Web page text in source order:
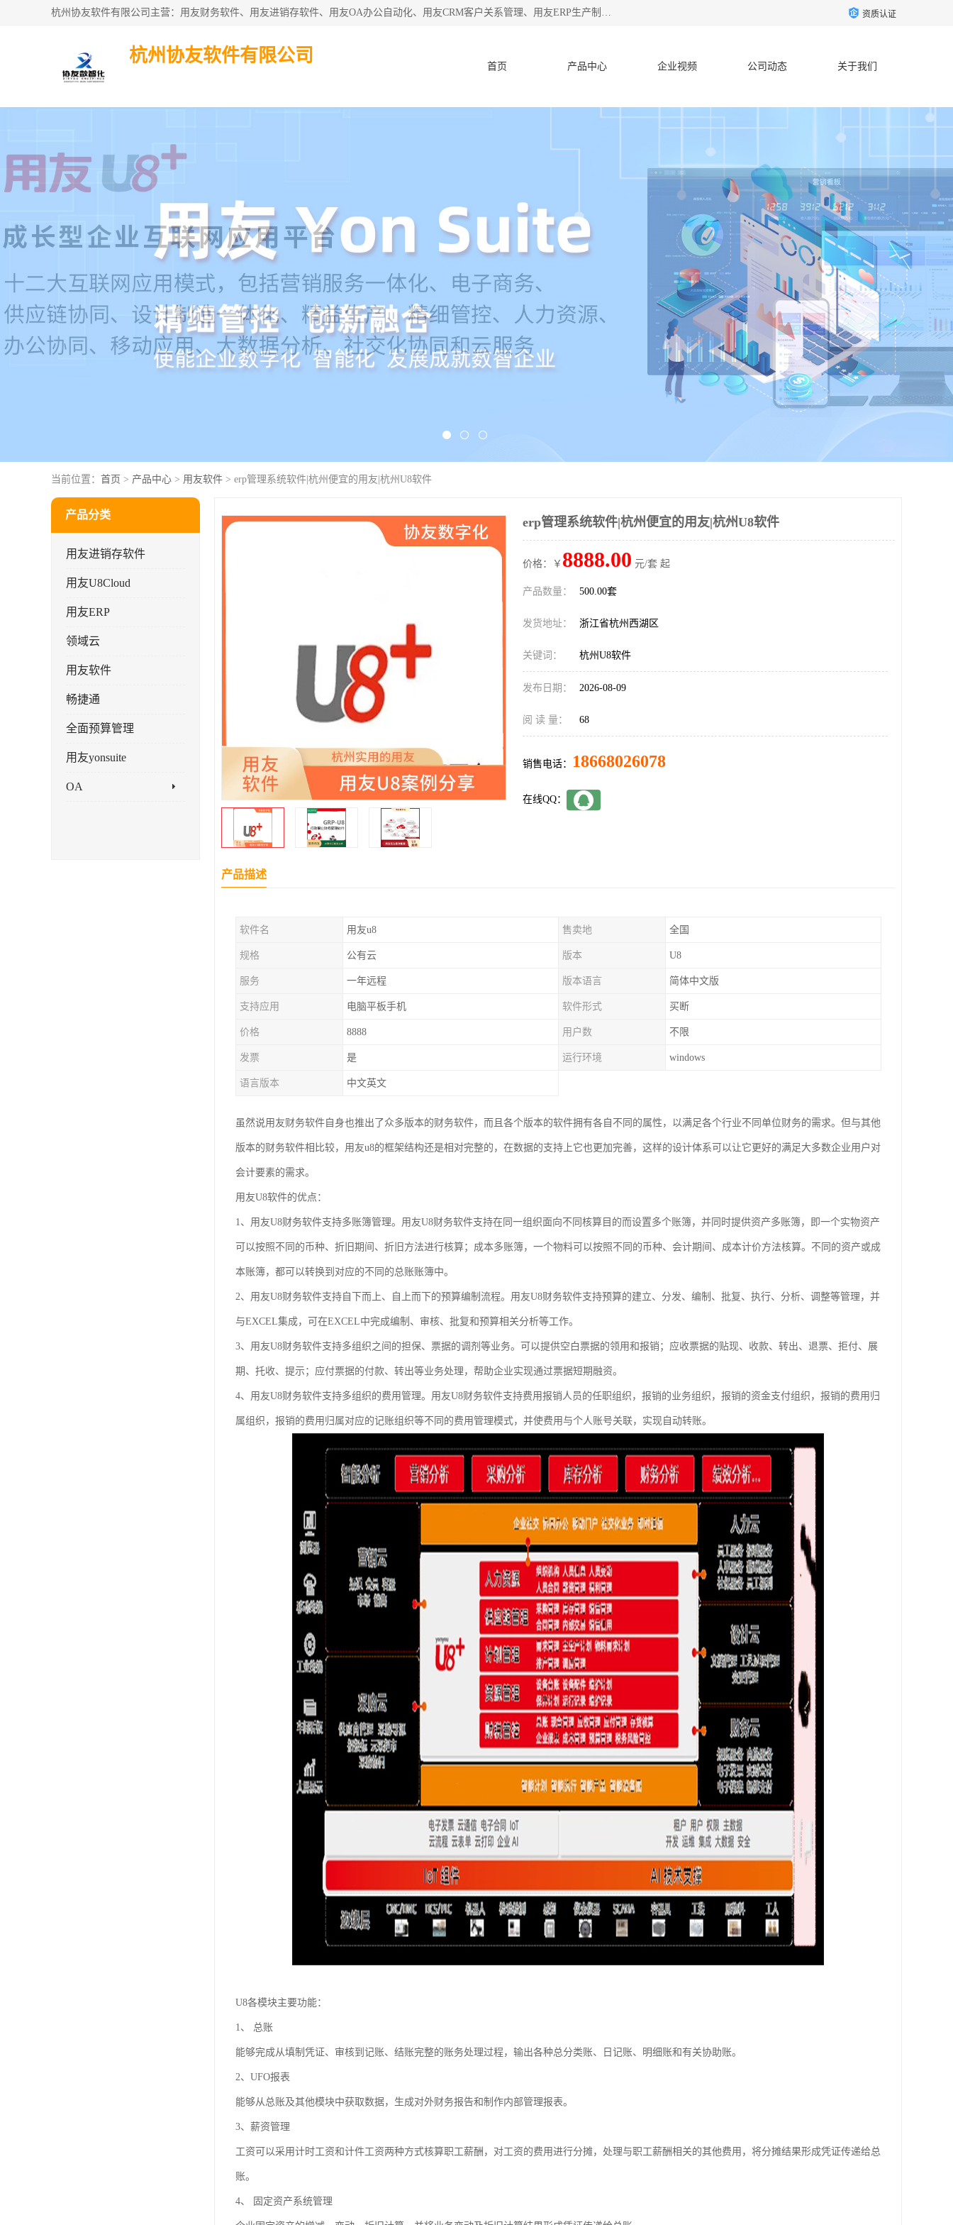
杭州协友软件有限公司主营：用友财务软件、用友进销存软件、用友OA办公自动化、用友CRM客户关系管理、用友ERP生产制造管理等;是一家用友管理软件咨询服务商。自创立至今，一直致力于为客户提供顾问式ERP管理解决方案务，为企业提供了财务管理、供应链和物流管理、生产制造管理、管理、知识与协同管理、客户关系管理等信息化建设领域的应用。 资质认证
杭州协友软件有限公司
首页 产品中心 企业视频 公司动态 关于我们
当前位置： 首页 > 产品中心 > 用友软件 > erp管理系统软件|杭州便宜的用友|杭州U8软件
产品分类
用友进销存软件
用友U8Cloud
用友ERP
领域云
用友软件
畅捷通
全面预算管理
用友yonsuite
OA
erp管理系统软件|杭州便宜的用友|杭州U8软件
价格：￥ 8888.00 元/套 起
产品数量： 500.00套
发货地址： 浙江省杭州西湖区
关键词： 杭州U8软件
发布日期： 2026-08-09
阅 读 量： 68
销售电话： 18668026078
在线QQ：
产品描述
软件名 用友u8 售卖地 全国
规格 公有云 版本 U8
服务 一年远程 版本语言 简体中文版
支持应用 电脑平板手机 软件形式 买断
价格 8888 用户数 不限
发票 是 运行环境 windows
语言版本 中文英文
虽然说用友财务软件自身也推出了众多版本的财务软件，而且各个版本的软件拥有各自不同的属性，以满足各个行业不同单位财务的需求。但与其他
版本的财务软件相比较，用友u8的框架结构还是相对完整的，在数据的支持上它也更加完善，这样的设计体系可以让它更好的满足大多数企业用户对
会计要素的需求。
用友U8软件的优点：
1、用友U8财务软件支持多账簿管理。用友U8财务软件支持在同一组织面向不同核算目的而设置多个账簿，并同时提供资产多账簿，即一个实物资产
可以按照不同的币种、折旧期间、折旧方法进行核算；成本多账簿，一个物料可以按照不同的币种、会计期间、成本计价方法核算。不同的资产或成
本账簿，都可以转换到对应的不同的总账账簿中。
2、用友U8财务软件支持自下而上、自上而下的预算编制流程。用友U8财务软件支持预算的建立、分发、编制、批复、执行、分析、调整等管理，并
与EXCEL集成，可在EXCEL中完成编制、审核、批复和预算相关分析等工作。
3、用友U8财务软件支持多组织之间的担保、票据的调剂等业务。可以提供空白票据的领用和报销；应收票据的贴现、收款、转出、退票、拒付、展
期、托收、提示；应付票据的付款、转出等业务处理，帮助企业实现通过票据短期融资。
4、用友U8财务软件支持多组织的费用管理。用友U8财务软件支持费用报销人员的任职组织，报销的业务组织，报销的资金支付组织，报销的费用归
属组织，报销的费用归属对应的记账组织等不同的费用管理模式，并使费用与个人账号关联，实现自动转账。
U8各模块主要功能：
1、 总账
能够完成从填制凭证、审核到记账、结账完整的账务处理过程，输出各种总分类账、日记账、明细账和有关协助账。
2、UFO报表
能够从总账及其他模块中获取数据，生成对外财务报告和制作内部管理报表。
3、薪资管理
工资可以采用计时工资和计件工资两种方式核算职工薪酬，对工资的费用进行分摊，处理与职工薪酬相关的其他费用，将分摊结果形成凭证传递给总
账。
4、 固定资产系统管理